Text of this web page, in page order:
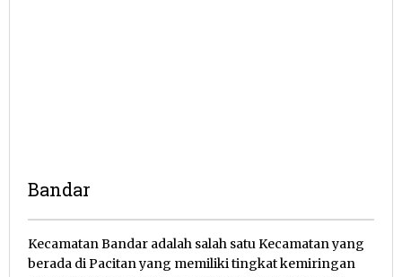
Bandar
6
Desember
2012
Kecamatan Bandar adalah salah satu Kecamatan yang
berada di Pacitan yang memiliki tingkat kemiringan